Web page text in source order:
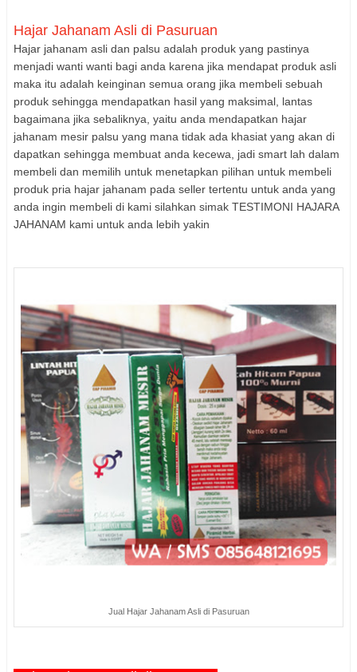
Hajar Jahanam Asli di Pasuruan
Hajar jahanam asli dan palsu adalah produk yang pastinya
menjadi wanti wanti bagi anda karena jika mendapat produk asli
maka itu adalah keinginan semua orang jika membeli sebuah
produk sehingga mendapatkan hasil yang maksimal, lantas
bagaimana jika sebaliknya, yaitu anda mendapatkan hajar
jahanam mesir palsu yang mana tidak ada khasiat yang akan di
dapatkan sehingga membuat anda kecewa, jadi smart lah dalam
membeli dan memilih untuk menetapkan pilihan untuk membeli
produk pria hajar jahanam pada seller tertentu untuk anda yang
anda ingin membeli di kami silahkan simak TESTIMONI HAJARA
JAHANAM kami untuk anda lebih yakin
Jual Hajar Jahanam Asli di Pasuruan